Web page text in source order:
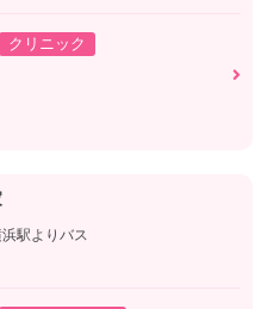
クリニック
駅よりバス